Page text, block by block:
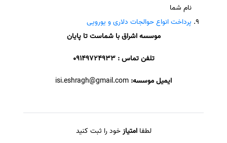
نام شما
پرداخت انواع حوالجات دلاری و یورویی
موسسه اشراق با شماست تا پایان
تلفن تماس : 09149724933
ایمیل موسسه: isi.eshragh@gmail.com
لطفاامتیازخود را ثبت کنید